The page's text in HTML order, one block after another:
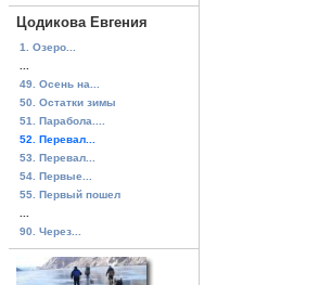
Цодикова Евгения
1. Озеро...
49. Осень на...
50. Остатки зимы
51. Парабола....
52. Перевал...
53. Перевал...
54. Первые...
55. Первый пошел
90. Через...